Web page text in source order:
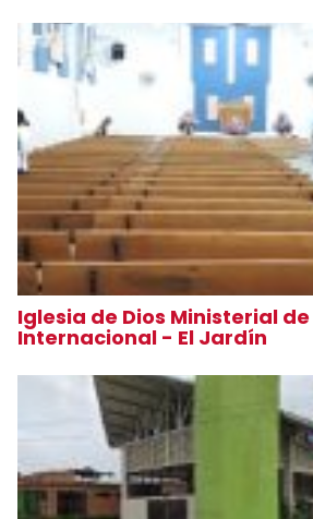
Iglesia de Dios Ministerial
Internacional - El Jardín